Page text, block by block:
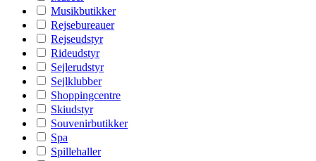
Musikbutikker
Rejsebureauer
Rejseudstyr
Rideudstyr
Sejlerudstyr
Sejlklubber
Shoppingcentre
Skiudstyr
Souvenirbutikker
Spa
Spillehaller